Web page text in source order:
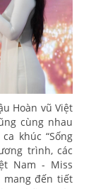
Hoàn vũ Việt
cùng nhau
khúc “Sống
trình, các
Nam - Miss
mang đến tiết